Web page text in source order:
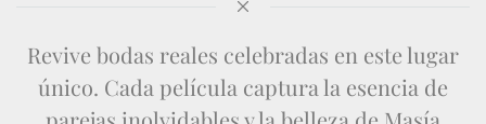
Revive bodas reales celebradas en este lugar
único. Cada película captura la esencia de